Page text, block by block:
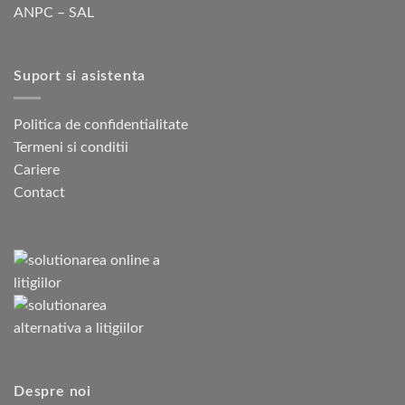
ANPC – SAL
Suport si asistenta
Politica de confidentialitate
Termeni si conditii
Cariere
Contact
Despre noi